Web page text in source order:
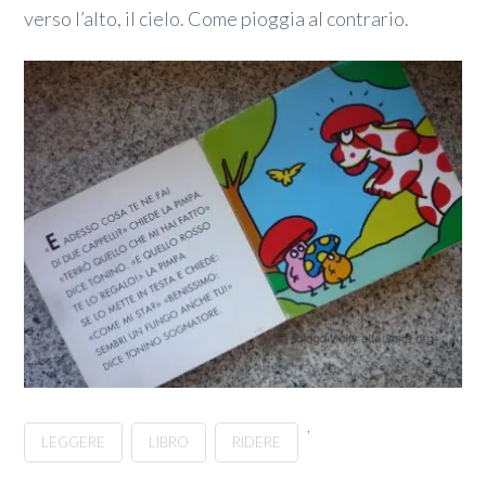
verso l’alto, il cielo. Come pioggia al contrario.
LEGGERE LIBRO RIDERE